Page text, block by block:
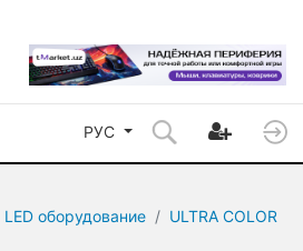
РУС
LED оборудование
ULTRA COLOR